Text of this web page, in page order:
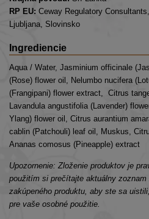
RP EU: Ceway Regulatory
Ljubljana, Slovinsko
Ingrediencie
Aqua / Water, Jasminium officinale
(Rose) flower oil, Nelumbo nucifera
(Frangipani) flower extract, Citrus
Lavandula angustifolia (Lavender)
Ylang) flower oil, Citrus aurantium
cablin (Patchouli) leaf oil, Muskus,
Ananas comosus (Pineapple) extract
Upozornenie: Zloženie produktov je
použitím si prečítajte aktuálny
zakúpeného produktu, aby ste sa
pre vaše osobné použitie.